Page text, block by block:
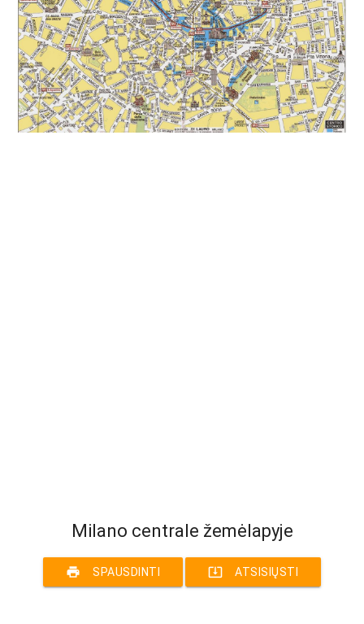
Milano centrale žemėlapyje
print SPAUSDINTI system_update_alt ATSISIŲSTI